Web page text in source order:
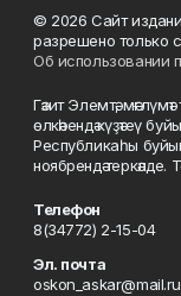
© 2026 Сайт
разрешено только
Об использовании
Гәзит Элемтә,
өлкәһендә күҙәтеү
Республикаһы
ноябрендә
Телефон
8(34772) 2-15-04
Эл. почта
oskon_askar@mail.ru